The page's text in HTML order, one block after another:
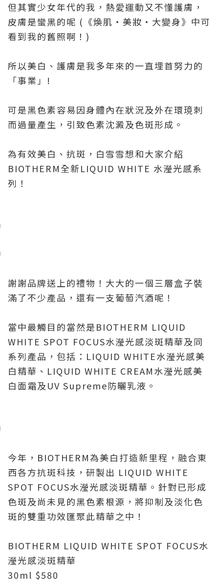
但其實少女年代的我，熱愛運動又不懂護膚，
皮膚是蠻黑的呢 ( 《煥肌‧美妝‧大變身》中可
看到我的舊照啊！ )
所以美白、護膚是我多年來的一直埋首努力的
「事業」 !
可是黑色素容易因身體內在狀況及外在環璄刺
而過量產生，引致色素沈澱及色斑形成。
為有效美白、抗斑，白雪雪想和大家介紹
BIOTHERM全新LIQUID WHITE 水瀅光感系
列！
謝謝品牌送上的禮物！大大的一個三層盒子裝
滿了不少產品，還有一支葡萄汽酒呢！
當中最觸目的當然是BIOTHERM LIQUID
WHITE SPOT FOCUS水瀅光感淡斑精華及同
系列產品，包括： LIQUID WHITE水瀅光感美
白精華、 LIQUID WHITE CREAM水瀅光感美
白面霜及UV Supreme防曬乳液。
今年， BIOTHERM為美白打造新里程，融合東
西各方抗斑科技，研製出 LIQUID WHITE
SPOT FOCUS水瀅光感淡斑精華。針對已形成
色斑及尚未見的黑色素根源，將抑制及淡化色
斑的雙重功效匯聚此精華之中！
BIOTHERM LIQUID WHITE SPOT FOCUS水
瀅光感淡斑精華
30ml $580